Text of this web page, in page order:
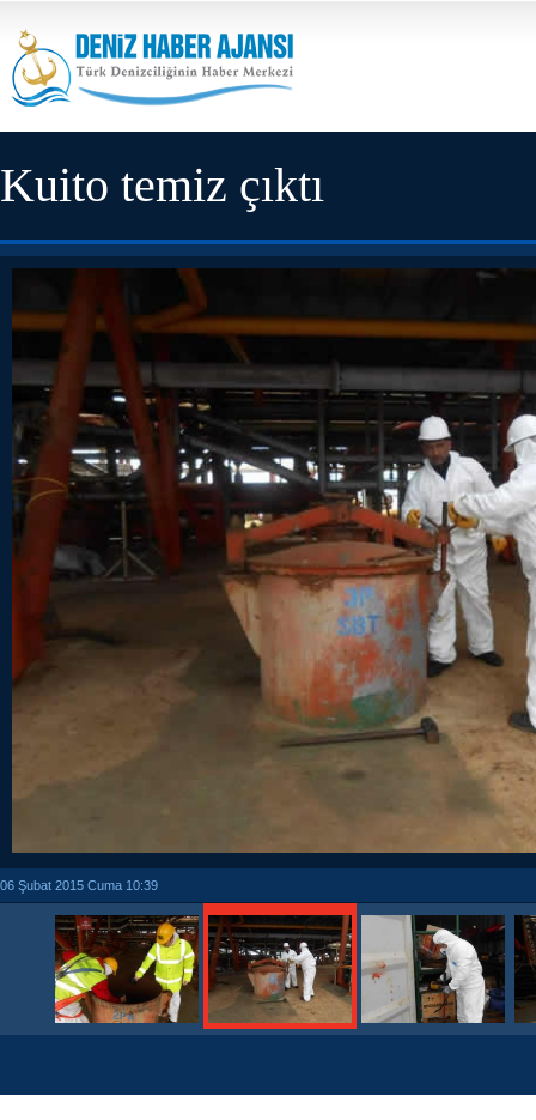
Kuito temiz çıktı
06 Şubat 2015 Cuma 10:39